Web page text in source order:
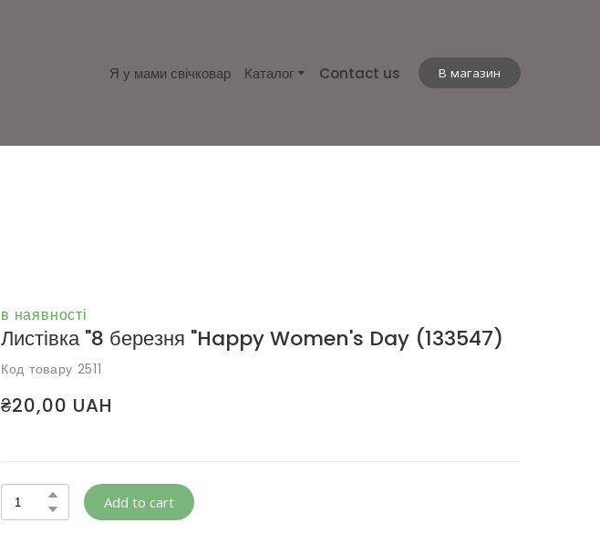
Я у мами свічковар Каталог Contact us В магазин
в наявності
Листівка "8 березня "Happy Women's Day (133547)
Код товару 2511
₴20,00 UAH
Add to cart